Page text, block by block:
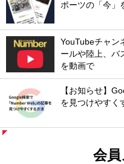
ポーツの「今」
YouTubeチャン
ールや陸上、バ
を動画で
【お知らせ】
を見つけやすく
会